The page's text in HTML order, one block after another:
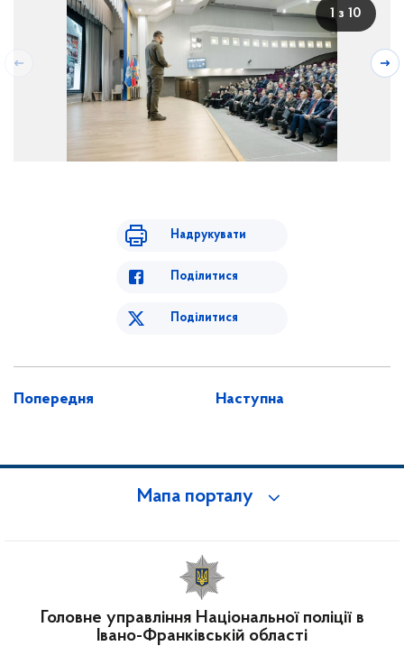
1 з 10
Надрукувати
Поділитися
Поділитися
Попередня Наступна
Мапа порталу
Головне управління Національної поліції в
Івано-Франківській області